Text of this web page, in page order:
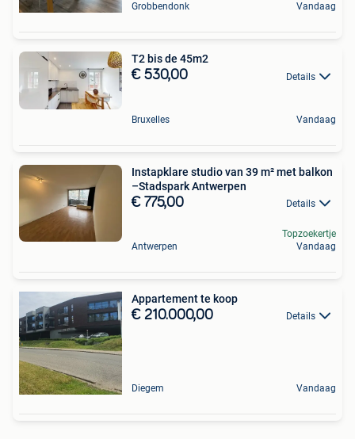
Grobbendonk Vandaag
T2 bis de 45m2
€ 530,00 Details
Bruxelles Vandaag
Instapklare studio van 39 m² met balkon
–Stadspark Antwerpen
€ 775,00 Details
Antwerpen
Topzoekertje
Vandaag
Appartement te koop
€ 210.000,00 Details
Diegem Vandaag